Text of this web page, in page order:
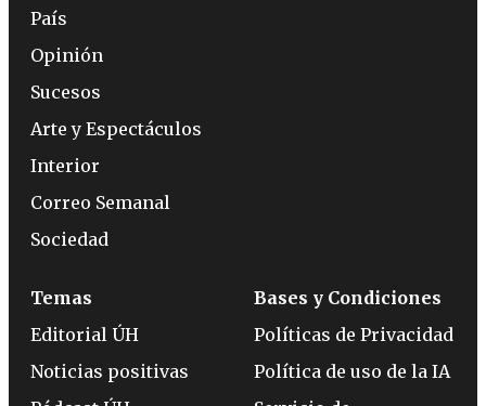
País
Opinión
Sucesos
Arte y Espectáculos
Interior
Correo Semanal
Sociedad
Temas
Editorial ÚH
Noticias positivas
Bases y Condiciones
Políticas de Privacidad
Política de uso de la IA